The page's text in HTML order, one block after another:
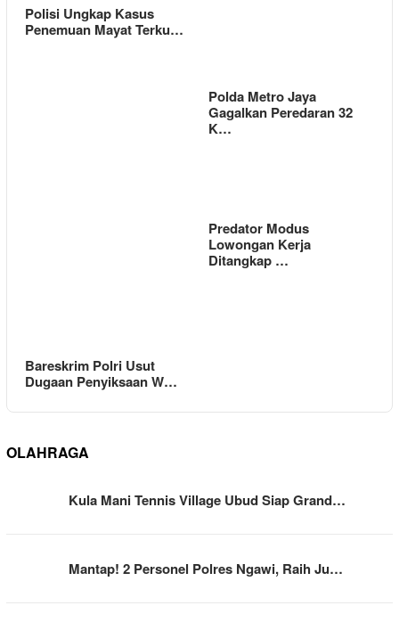
Polisi Ungkap Kasus
Penemuan Mayat Terku…
Polda Metro Jaya
Gagalkan Peredaran 32
K…
Bareskrim Polri Usut
Dugaan Penyiksaan W…
Predator Modus
Lowongan Kerja
Ditangkap …
OLAHRAGA
Kula Mani Tennis Village Ubud Siap Grand…
Mantap! 2 Personel Polres Ngawi, Raih Ju…